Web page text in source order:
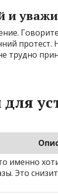
и
трудно
именно
Это